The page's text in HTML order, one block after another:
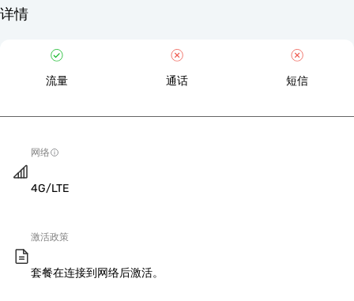
详情
流量 通话 短信
网络
4G/LTE
激活政策
套餐在连接到网络后激活。